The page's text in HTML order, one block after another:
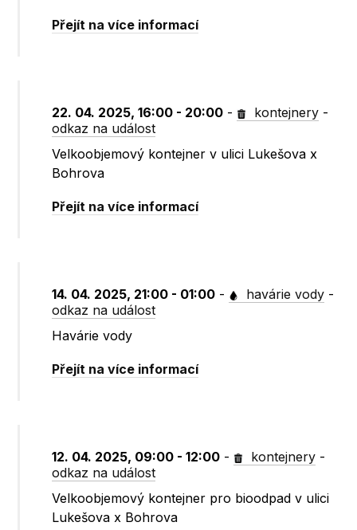
Přejít na více informací
22. 04. 2025, 16:00 - 20:00 - kontejnery -
odkaz na událost
Velkoobjemový kontejner v ulici Lukešova x
Bohrova
Přejít na více informací
14. 04. 2025, 21:00 - 01:00 - havárie vody -
odkaz na událost
Havárie vody
Přejít na více informací
12. 04. 2025, 09:00 - 12:00 - kontejnery -
odkaz na událost
Velkoobjemový kontejner pro bioodpad v ulici
Lukešova x Bohrova